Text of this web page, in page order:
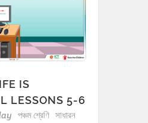
IS
LESSONS 5-6
পঞ্চম শ্রেণি সাধারন